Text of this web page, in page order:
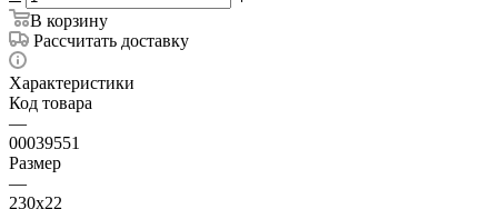
В корзину
Рассчитать доставку
Характеристики
Код товара
—
00039551
Размер
—
230х22